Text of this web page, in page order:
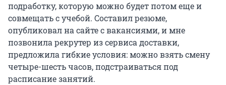
подработку, которую можно будет потом еще и
совмещать с учебой. Составил резюме,
опубликовал на сайте с вакансиями, и мне
позвонила рекрутер из сервиса доставки,
предложила гибкие условия: можно взять смену
четыре-шесть часов, подстраиваться под
расписание занятий.